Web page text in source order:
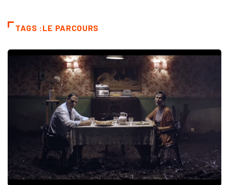
TAGS :LE PARCOURS